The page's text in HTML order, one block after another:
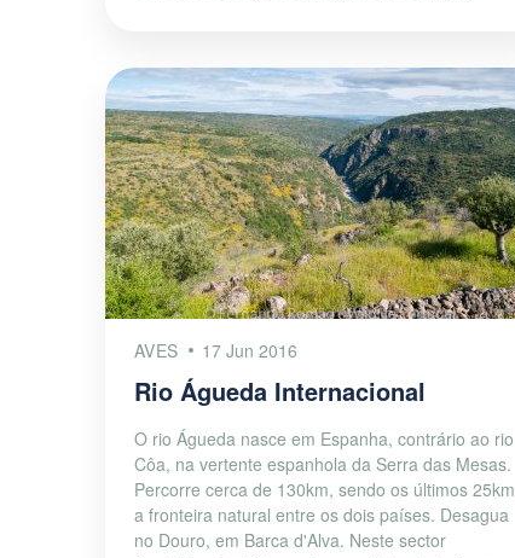
AVES 17 Jun 2016
Rio Águeda Internacional
O rio Águeda nasce em Espanha, contrário ao rio
Côa, na vertente espanhola da Serra das Mesas.
Percorre cerca de 130km, sendo os últimos 25km
a fronteira natural entre os dois países. Desagua
no Douro, em Barca d'Alva. Neste sector